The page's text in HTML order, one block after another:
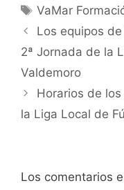
Etiquetas
VaMar
Navegación
de
Los equipos
2ª Jornada de la
Valdemoro
Horarios de
la Liga Local de
Los comentarios